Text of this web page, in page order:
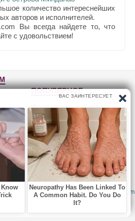
количество интереснейших
авторов и исполнителей.
Вы всегда найдете то, что
с удовольствием!
ПОПУЛЯРНОЕ
Фантастика и фэнтези
Детективы, триллеры
Для детей
Роман, проза
Приключения
Юмор, сатира
© 2010-2026Audiobook-mp3.com